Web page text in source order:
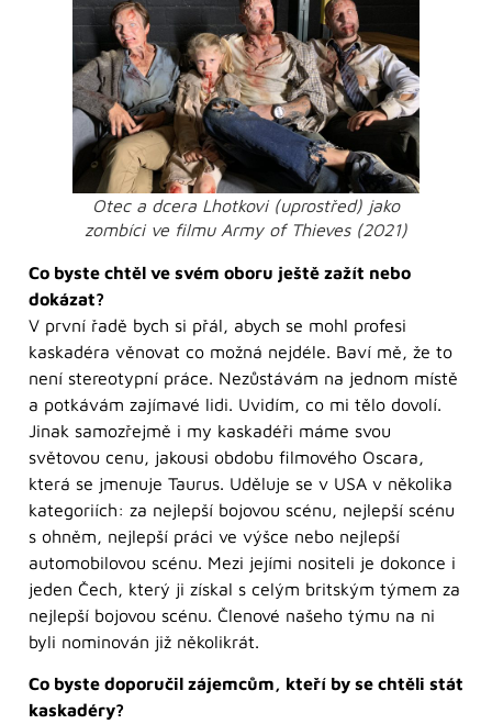
Otec a dcera Lhotkovi (uprostřed) jako
zombíci ve filmu Army of Thieves (2021)
Co byste chtěl ve svém oboru ještě zažít nebo
dokázat?
V první řadě bych si přál, abych se mohl profesi
kaskadéra věnovat co možná nejdéle. Baví mě, že to
není stereotypní práce. Nezůstávám na jednom místě
a potkávám zajímavé lidi. Uvidím, co mi tělo dovolí.
Jinak samozřejmě i my kaskadéři máme svou
světovou cenu, jakousi obdobu filmového Oscara,
která se jmenuje Taurus. Uděluje se v USA v několika
kategoriích: za nejlepší bojovou scénu, nejlepší scénu
s ohněm, nejlepší práci ve výšce nebo nejlepší
automobilovou scénu. Mezi jejími nositeli je dokonce i
jeden Čech, který ji získal s celým britským týmem za
nejlepší bojovou scénu. Členové našeho týmu na ni
byli nominován již několikrát.
Co byste doporučil zájemcům, kteří by se chtěli stát
kaskadéry?